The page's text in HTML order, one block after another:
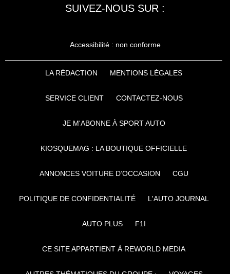
SUIVEZ-NOUS SUR :
Accessibilité : non conforme
LA RÉDACTION MENTIONS LÉGALES
SERVICE CLIENT CONTACTEZ-NOUS
JE M'ABONNE À SPORT AUTO
KIOSQUEMAG : LA BOUTIQUE OFFICIELLE
ANNONCES VOITURE D’OCCASION CGU
POLITIQUE DE CONFIDENTIALITÉ L'AUTO JOURNAL
AUTO PLUS F1I
CE SITE APPARTIENT À REWORLD MEDIA